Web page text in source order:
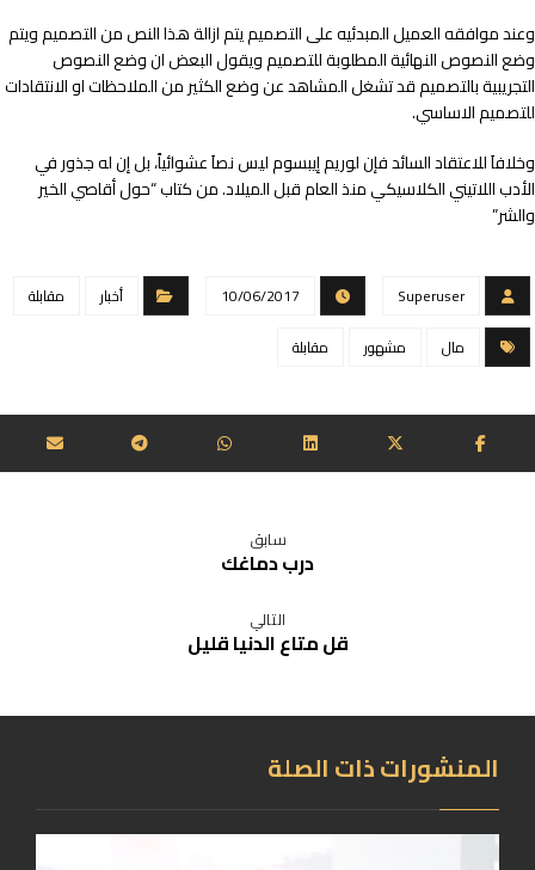
وعند موافقه العميل المبدئيه على التصميم يتم ازالة هذا النص من التصميم ويتم
وضع النصوص النهائية المطلوبة للتصميم ويقول البعض ان وضع النصوص
التجريبية بالتصميم قد تشغل المشاهد عن وضع الكثير من الملاحظات او الانتقادات
للتصميم الاساسي.
وخلافاَ للاعتقاد السائد فإن لوريم إيبسوم ليس نصاَ عشوائياً، بل إن له جذور في
الأدب اللاتيني الكلاسيكي منذ العام قبل الميلاد. من كتاب “حول أقاصي الخير
والشر”
Superuser
10/06/2017 أخبار
مقابلة
مال
مشهور مقابلة
سابق
درب دماغك
التالي
قل متاع الدنيا قليل
المنشورات ذات الصلة